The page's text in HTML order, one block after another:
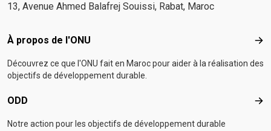
13, Avenue Ahmed Balafrej Souissi, Rabat, Maroc
Footer menu
À propos de l'ONU À
Découvrez ce que l'ONU fait en Maroc pour aider à la réalisation des
objectifs de développement durable.
ODD
Notre action pour les objectifs de développement durable